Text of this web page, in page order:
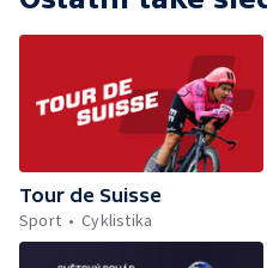
Tour de Suisse
Sport
Cyklistika